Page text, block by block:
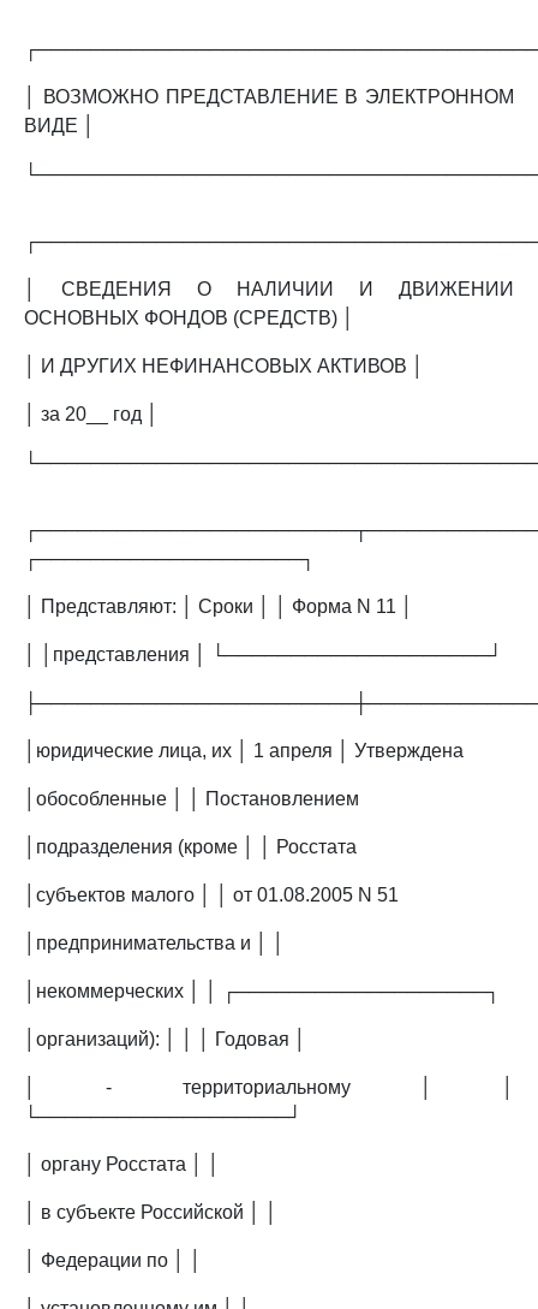
│ ВОЗМОЖНО ПРЕДСТАВЛЕНИЕ В ЭЛЕКТРОННОМ
ВИДЕ │
│ СВЕДЕНИЯ О НАЛИЧИИ И ДВИЖЕНИИ
ОСНОВНЫХ ФОНДОВ (СРЕДСТВ) │
│ И ДРУГИХ НЕФИНАНСОВЫХ АКТИВОВ │
│ за 20__ год │
┌────────────────────┐
│ Представляют: │ Сроки │ │ Форма N 11 │
│ │представления │ └────────────────────┘
│юридические лица, их │ 1 апреля │ Утверждена
│обособленные │ │ Постановлением
│подразделения (кроме │ │ Росстата
│субъектов малого │ │ от 01.08.2005 N 51
│предпринимательства и │ │
│некоммерческих │ │ ┌───────────────────┐
│организаций): │ │ │ Годовая │
│ - территориальному │ │
└───────────────────┘
│ органу Росстата │ │
│ в субъекте Российской │ │
│ Федерации по │ │